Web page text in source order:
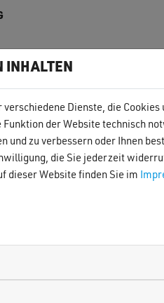
INHALTEN
Dienste, die Cookies
der Website technisch
zu verbessern oder Ihnen
die Sie jederzeit
dieser Website finden Sie im